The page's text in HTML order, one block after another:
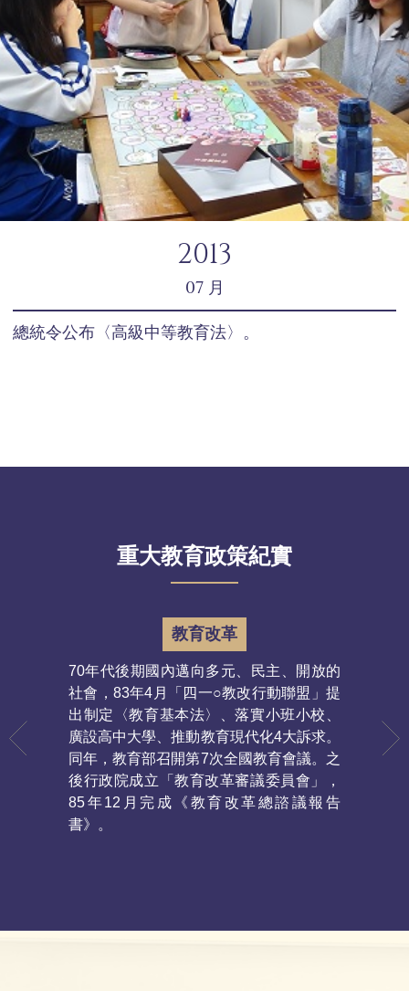
2013
07 月
總統令公布〈高級中等教育法〉。
重大教育政策紀實
教育改革
70年代後期國內邁向多元、民主、開放的
社會，83年4月「四一○教改行動聯盟」提
出制定〈教育基本法〉、落實小班小校、
廣設高中大學、推動教育現代化4大訴求。
同年，教育部召開第7次全國教育會議。之
後行政院成立「教育改革審議委員會」，
85年12月完成《教育改革總諮議報告
書》。
「招生
發、甄